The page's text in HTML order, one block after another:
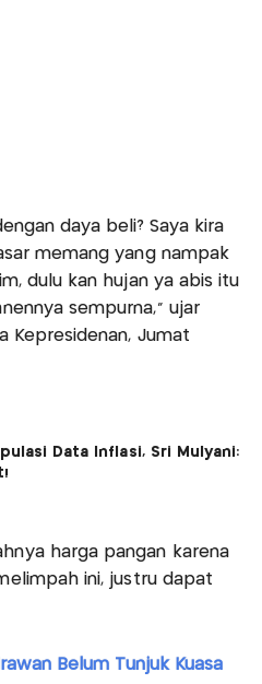
daya beli? Saya kira
memang yang nampak
dulu kan hujan ya abis itu
sempurna," ujar
Kepresidenan, Jumat
Data Inflasi, Sri Mulyani:
harga pangan karena
ini, justru dapat
Belum Tunjuk Kuasa